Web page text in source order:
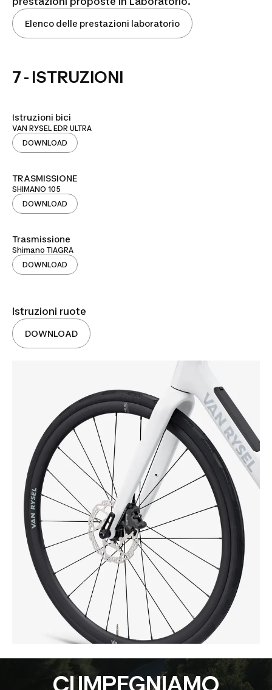
Elenco delle prestazioni laboratorio
7 - ISTRUZIONI
Istruzioni bici
VAN RYSEL EDR ULTRA
DOWNLOAD
TRASMISSIONE
Trasmissione
Shimano TIAGRA
DOWNLOAD
Istruzioni ruote
DOWNLOAD